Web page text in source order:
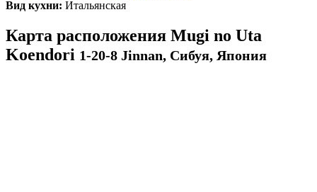
Вид кухни: Итальянская
Карта расположения Mugi no Uta
Koendori 1-20-8 Jinnan, Сибуя, Япония